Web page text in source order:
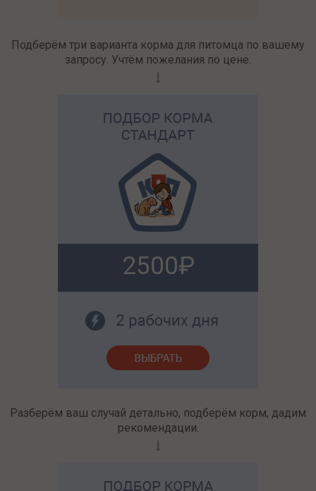
Подберём три варианта корма для питомца по вашему
запросу. Учтём пожелания по цене.
2500
Разберём ваш случай детально, подберём корм, дадим
рекомендации.